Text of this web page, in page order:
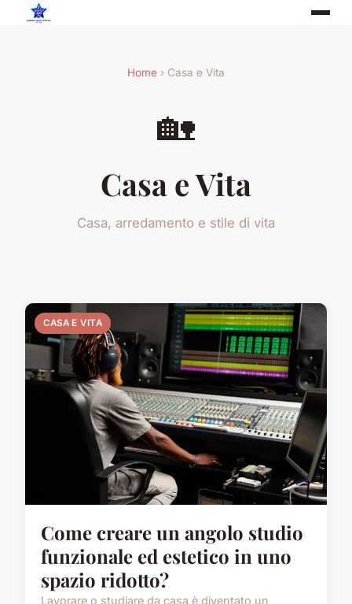
Home › Casa e Vita
🏡
Casa e Vita
Casa, arredamento e stile di vita
CASA E VITA
Come creare un angolo studio
funzionale ed estetico in uno
spazio ridotto?
Lavorare o studiare da casa è diventato un